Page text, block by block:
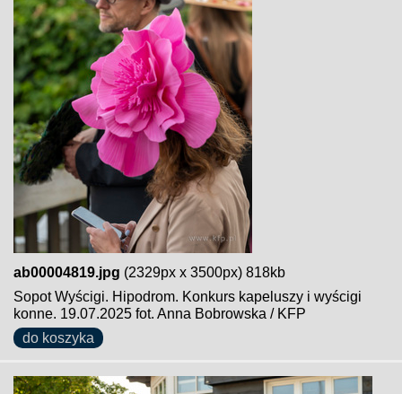
ab00004819.jpg (2329px x 3500px) 818kb
Sopot Wyścigi. Hipodrom. Konkurs kapeluszy i wyścigi
konne. 19.07.2025 fot. Anna Bobrowska / KFP
do koszyka